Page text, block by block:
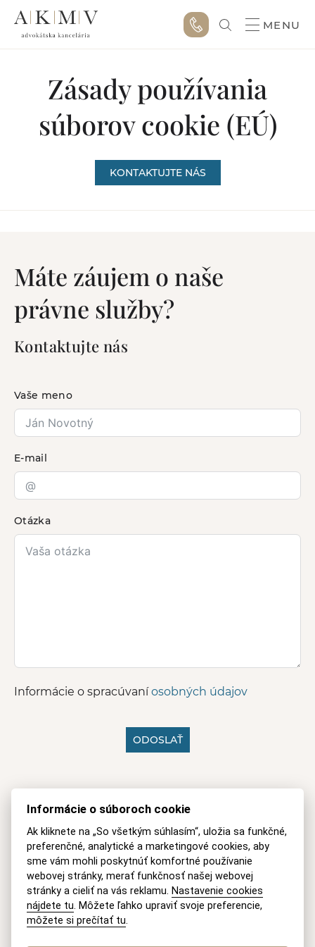
MENU
Zásady používania
súborov cookie (EÚ)
KONTAKTUJTE NÁS
Máte záujem o naše
právne služby?
Kontaktujte nás
Vaše meno
E-mail
Otázka
Informácie o spracúvaníosobných údajov
ODOSLAŤ
l
E-mail
recepcia@akmv.sk
Adresa
Informácie o súboroch cookie
Ak kliknete na „So všetkým súhlasím“, uložia sa funkčné,
preferenčné, analytické a marketingové cookies, aby
sme vám mohli poskytnúť komfortné používanie
webovej stránky, merať funkčnosť našej webovej
stránky a cieliť na vás reklamu. Nastavenie cookies
nájdete tu. Môžete ľahko upraviť svoje preferencie,
môžete si prečítať tu.